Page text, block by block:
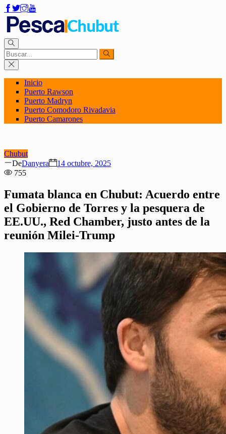
Inicio
Puerto Rawson
Puerto Madryn
Puerto Comodoro Rivadavia
Puerto Camarones
Chubut
DeAuthor
Danyera
Posted
14 octubre, 2025
755
Fumata blanca en Chubut: Acuerdo entre
el Gobierno de Torres y la pesquera de
EE.UU., Red Chamber, justo antes de la
reunión Milei-Trump